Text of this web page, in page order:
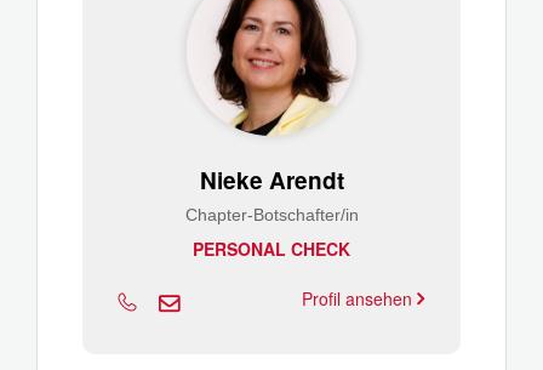
Nieke Arendt
Chapter-Botschafter/in
PERSONAL CHECK
Profil ansehen